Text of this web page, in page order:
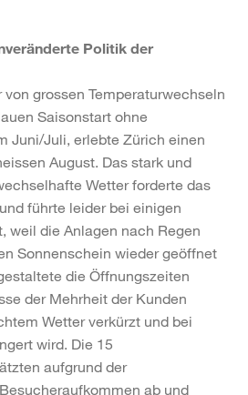
Politik der
von grossen Temperaturwechseln
Saisonstart ohne
Juni/Juli, erlebte Zürich einen
August. Das stark und
Wetter forderte das
führte leider bei einigen
weil die Anlagen nach Regen
Sonnenschein wieder geöffnet
die Öffnungszeiten
der Mehrheit der Kunden
Wetter verkürzt und bei
wird. Die 15
aufgrund der
ab und